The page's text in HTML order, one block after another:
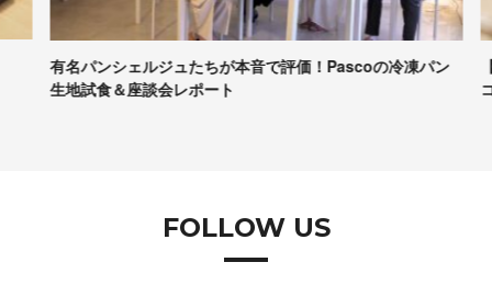
有名パンシェルジュたちが本音で評価！Pascoの冷凍パン
生地試食＆座談会レポート
FOLLOW US